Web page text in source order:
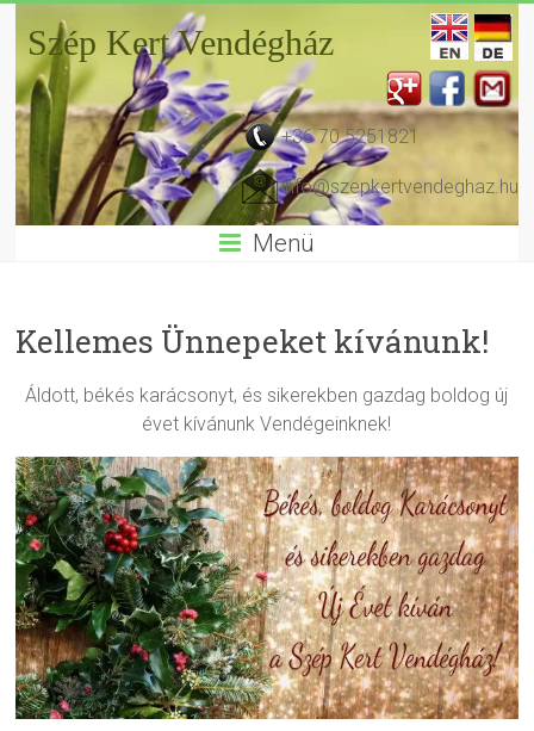
Szép Kert Vendégház
+36 70 5251821
info@szepkertvendeghaz.hu
Menü
Kellemes Ünnepeket kívánunk!
Áldott, békés karácsonyt, és sikerekben gazdag boldog új
évet kívánunk Vendégeinknek!